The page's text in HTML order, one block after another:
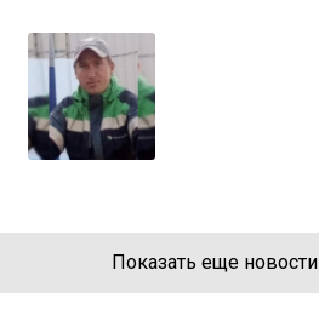
Показать еще новости